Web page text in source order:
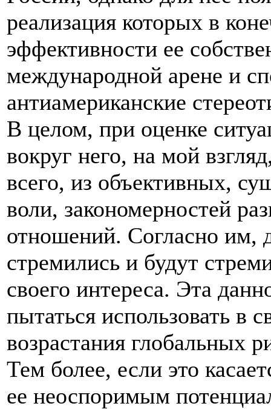
реализация которых в
эффективности ее
международной арене и
антиамериканские
В целом, при оценке
вокруг него, на мой
всего, из объективных,
воли, закономерностей
отношений. Согласно им,
стремились и будут
своего интереса. Эта
пытаться использовать в
возрастания глобальных
Тем более, если это
ее неоспоримым